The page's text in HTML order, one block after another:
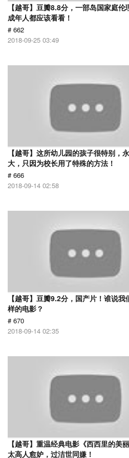
【越哥】豆瓣8.8分，一部岛国家庭伦
成年人都应该看看！
# 662
2018-09-25 03:49
【越哥】这所幼儿园的孩子很特别，
大，只因为校长用了特殊的方法！
# 666
2018-09-14 02:58
【越哥】豆瓣9.2分，国产片！谁说我
样的电影？
# 670
2018-09-14 02:35
【越哥】重温经典电影《西西里的美
太高人愈妒，过洁世同嫌！